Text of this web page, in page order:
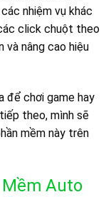
nhiệm vụ khác
click chuột theo
và nâng cao hiệu
để chơi game hay
theo, mình sẽ
mềm này trên
Auto